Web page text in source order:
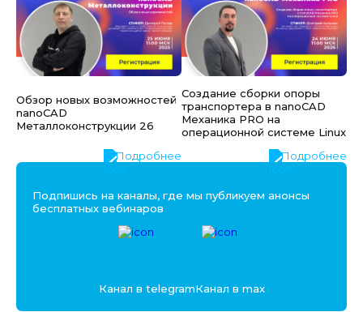
Обзор новых возможностей
nanoCAD
Металлоконструкции 26
Подробнее
Создание сборки опоры
транспортера в nanoCAD
Механика PRO на
операционной системе Linux
Подробнее
Подпишись на каналы, где мы публикуем анонсы
бесплатных вебинаров
Канал в telegramКанал в max